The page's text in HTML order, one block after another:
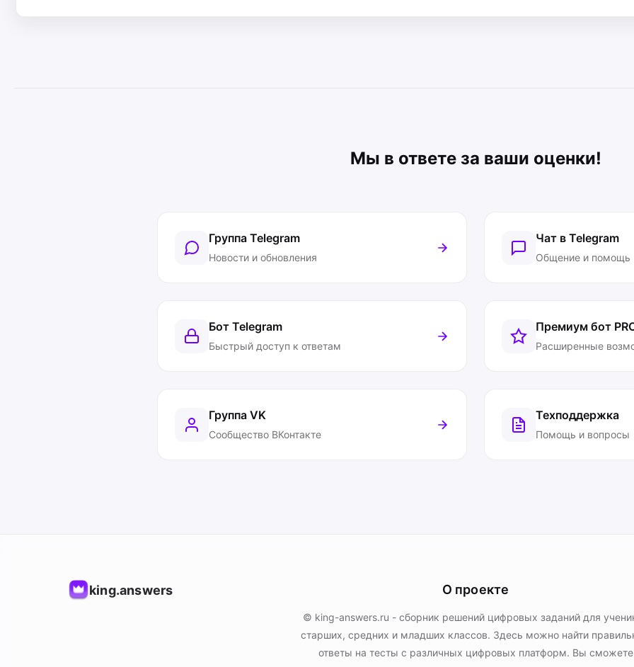
Мы в ответе за ваши оценки!
Группа Telegram
Новости и обновления
Чат в Telegram
Общение и помощь
Бот Telegram
Быстрый доступ к ответам
Премиум бот
Расширенные
Группа VK
Сообщество ВКонтакте
Техподдержка
Помощь и вопросы
king.answers О проекте
© king-answers.ru - сборник решений цифровых заданий для
старших, средних и младших классов. Здесь можно найти
ответы на тесты с различных цифровых платформ. Вы сможете